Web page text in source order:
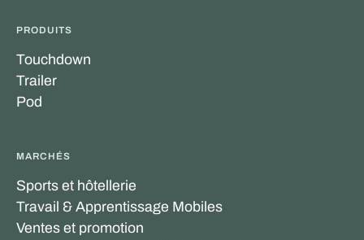
PRODUITS
Touchdown
Trailer
Pod
MARCHÉS
Sports et hôtellerie
Travail & Apprentissage Mobiles
Ventes et promotion